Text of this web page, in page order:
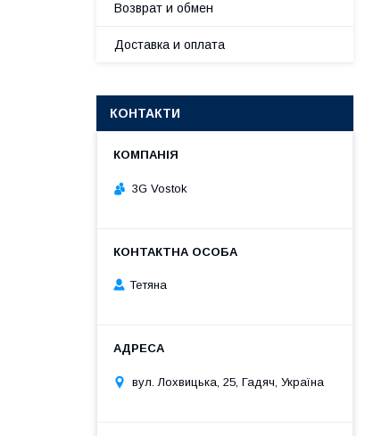
Возврат и обмен
Доставка и оплата
КОНТАКТИ
3G Vostok
Тетяна
вул. Лохвицька, 25, Гадяч, Україна